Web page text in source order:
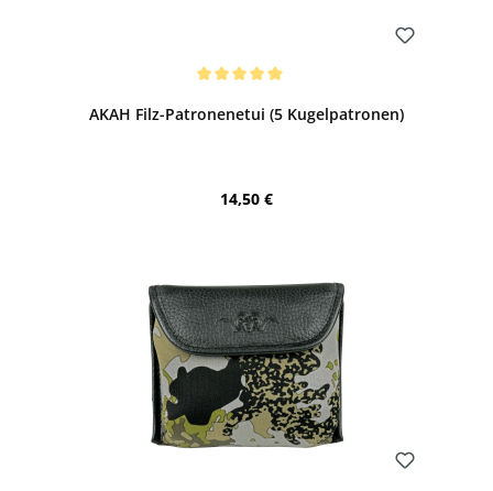
AKAH Filz-Patronenetui (5 Kugelpatronen)
Regulärer Preis:
14,50 €